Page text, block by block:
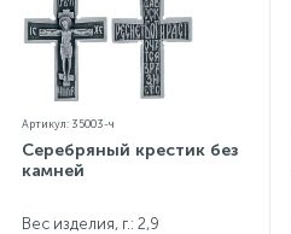
Артикул: 35003-ч
Серебряный крестик без
камней
Вес изделия, г.: 2,9